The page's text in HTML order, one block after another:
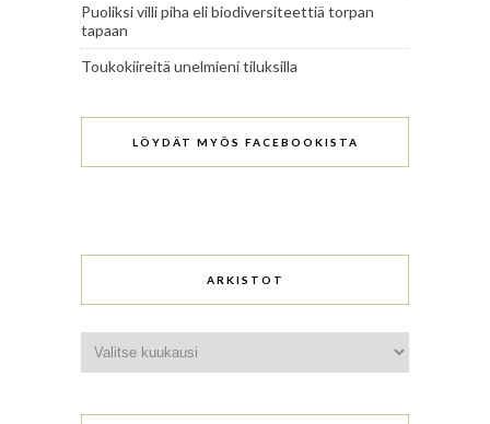
Puoliksi villi piha eli biodiversiteettiä torpan
tapaan
Toukokiireitä unelmieni tiluksilla
LÖYDÄT MYÖS FACEBOOKISTA
ARKISTOT